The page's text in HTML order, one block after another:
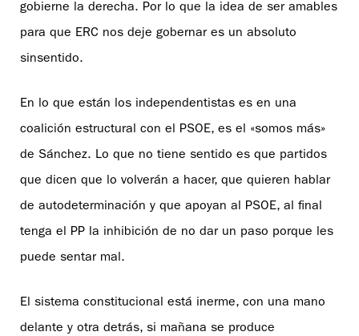
gobierne la derecha. Por lo que la idea de ser amables
para que ERC nos deje gobernar es un absoluto
sinsentido.
En lo que están los independentistas es en una
coalición estructural con el PSOE, es el «somos más»
de Sánchez. Lo que no tiene sentido es que partidos
que dicen que lo volverán a hacer, que quieren hablar
de autodeterminación y que apoyan al PSOE, al final
tenga el PP la inhibición de no dar un paso porque les
puede sentar mal.
El sistema constitucional está inerme, con una mano
delante y otra detrás, si mañana se produce